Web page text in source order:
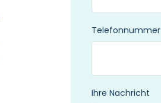
Telefonnummer
Ihre Nachricht